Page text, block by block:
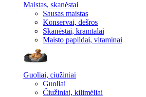
Maistas, skanėstai
Sausas maistas
Konservai, dešros
Skanėstai, kramtalai
Maisto papildai, vitaminai
Guoliai, ciužiniai
Guoliai
Čiužiniai, kilimėliai